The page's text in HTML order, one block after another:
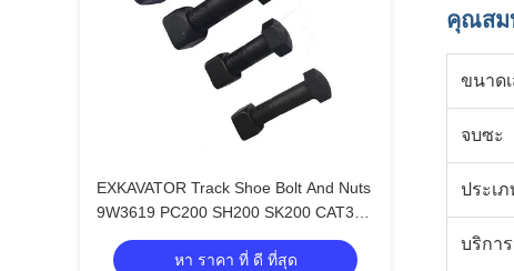
EXKAVATOR Track Shoe Bolt And Nuts
9W3619 PC200 SH200 SK200 CAT320
สูตรที่ใช้ในการขุดขยะ
หา ราคา ที่ ดี ที่สุด
คุณสม
ขนาด
จบซะ
ประเ
บริกา